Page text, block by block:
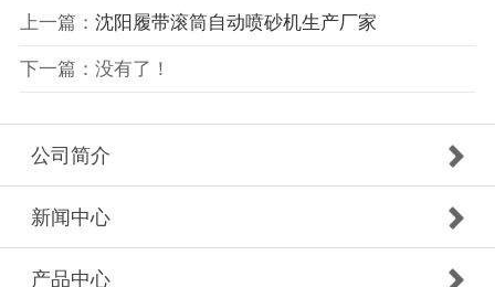
上一篇： 沈阳履带滚筒自动喷砂机生产厂家
下一篇：没有了！
公司简介
新闻中心
产品中心